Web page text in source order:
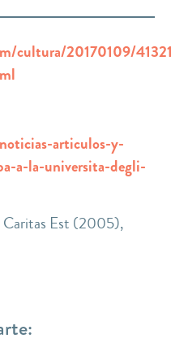
cultura/20170109/
articulos-y-
a-la-universita-degli-
Caritas Est (2005),